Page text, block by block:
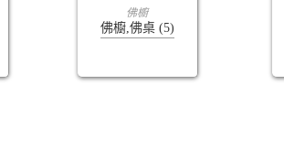
查看內容
佛櫥
佛櫥,佛桌 (5)